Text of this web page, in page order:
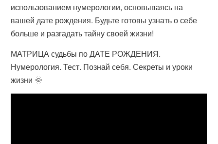
использованием нумерологии, основываясь на
вашей дате рождения. Будьте готовы узнать о себе
больше и разгадать тайну своей жизни!
МАТРИЦА судьбы по ДАТЕ РОЖДЕНИЯ.
Нумерология. Тест. Познай себя. Секреты и уроки
жизни 🌞